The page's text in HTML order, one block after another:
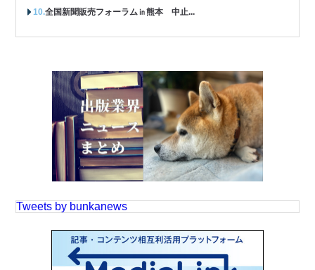
全国新聞販売フォーラム㏌熊本 中止...
Tweets by bunkanews